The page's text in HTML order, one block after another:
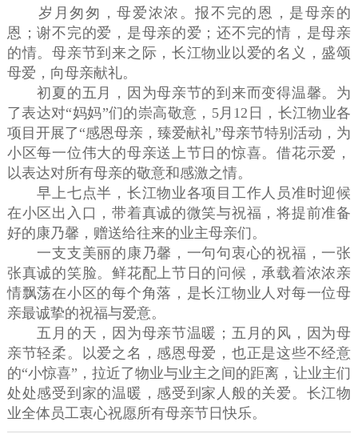
岁月匆匆，母爱浓浓。报不完的恩，是母亲的
恩；谢不完的爱，是母亲的爱；还不完的情，是母亲
的情。母亲节到来之际，长江物业以爱的名义，盛颂
母爱，向母亲献礼。
初夏的五月，因为母亲节的到来而变得温馨。为
了表达对“妈妈”们的崇高敬意，5月12日，长江物业各
项目开展了“感恩母亲，臻爱献礼”母亲节特别活动，为
小区每一位伟大的母亲送上节日的惊喜。借花示爱，
以表达对所有母亲的敬意和感激之情。
早上七点半，长江物业各项目工作人员准时迎候
在小区出入口，带着真诚的微笑与祝福，将提前准备
好的康乃馨，赠送给往来的业主母亲们。
一支支美丽的康乃馨，一句句衷心的祝福，一张
张真诚的笑脸。鲜花配上节日的问候，承载着浓浓亲
情飘荡在小区的每个角落，是长江物业人对每一位母
亲最诚挚的祝福与爱意。
五月的天，因为母亲节温暖；五月的风，因为母
亲节轻柔。以爱之名，感恩母爱，也正是这些不经意
的“小惊喜”，拉近了物业与业主之间的距离，让业主们
处处感受到家的温暖，感受到家人般的关爱。长江物
业全体员工衷心祝愿所有母亲节日快乐。